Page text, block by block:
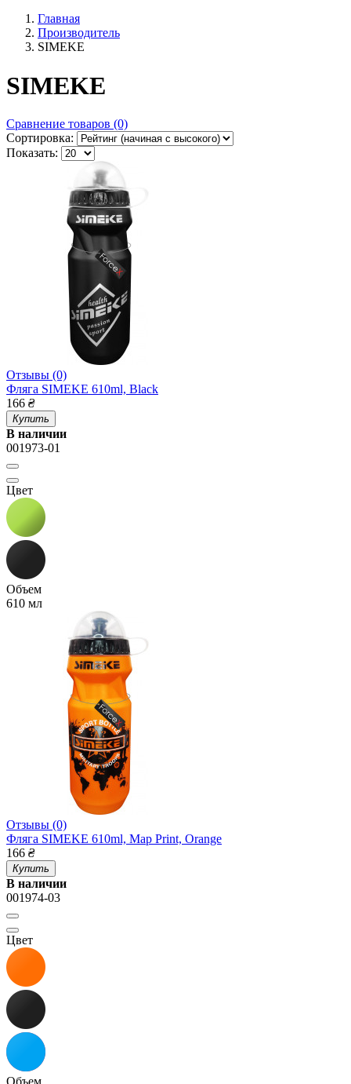
Главная
Производитель
SIMEKE
SIMEKE
Сравнение товаров (0)
Сортировка:
Показать:
Отзывы (0)
Фляга SIMEKE 610ml, Black
166 ₴
Купить
В наличии
001973-01
Цвет
Объем
610 мл
Отзывы (0)
Фляга SIMEKE 610ml, Map Print, Orange
166 ₴
Купить
В наличии
001974-03
Цвет